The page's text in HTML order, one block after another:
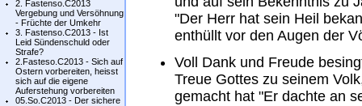
2. Fastenso.C2013
Vergebung und Versöhnung
- Früchte der Umkehr
3. Fastenso.C2013 - Ist
Leid Sündenschuld oder
Strafe?
2.Fasteso.C2013 - Sich auf
Ostern vorbereiten, heisst
sich auf die eigene
Auferstehung vorbereiten
05.So.C2013 - Der sichere
"Der Herr hat sein Heil
enthüllt vor den Augen der
Voll Dank und Freude
Treue Gottes zu seinem
gemacht hat "Er dachte an